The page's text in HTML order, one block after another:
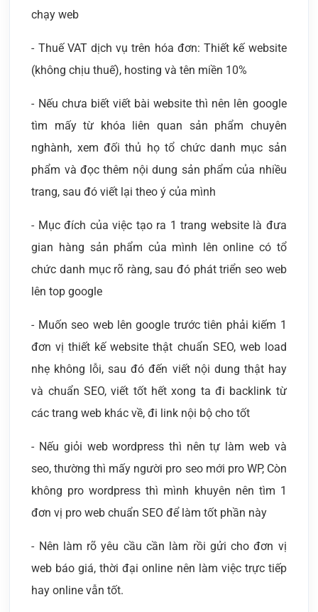
chạy web
- Thuế VAT dịch vụ trên hóa đơn: Thiết kế website
(không chịu thuế), hosting và tên miền 10%
- Nếu chưa biết viết bài website thì nên lên google
tìm mấy từ khóa liên quan sản phẩm chuyên
nghành, xem đối thủ họ tổ chức danh mục sản
phẩm và đọc thêm nội dung sản phẩm của nhiều
trang, sau đó viết lại theo ý của mình
- Mục đích của việc tạo ra 1 trang website là đưa
gian hàng sản phẩm của mình lên online có tổ
chức danh mục rõ ràng, sau đó phát triển seo web
lên top google
- Muốn seo web lên google trước tiên phải kiếm 1
đơn vị thiết kế website thật chuẩn SEO, web load
nhẹ không lỗi, sau đó đến viết nội dung thật hay
và chuẩn SEO, viết tốt hết xong ta đi backlink từ
các trang web khác về, đi link nội bộ cho tốt
- Nếu giỏi web wordpress thì nên tự làm web và
seo, thường thì mấy người pro seo mới pro WP, Còn
không pro wordpress thì mình khuyên nên tìm 1
đơn vị pro web chuẩn SEO để làm tốt phần này
- Nên làm rõ yêu cầu cần làm rồi gửi cho đơn vị
web báo giá, thời đại online nên làm việc trực tiếp
hay online vẫn tốt.